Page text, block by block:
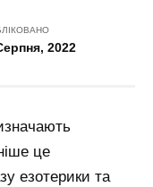
2022
це
езотерики та